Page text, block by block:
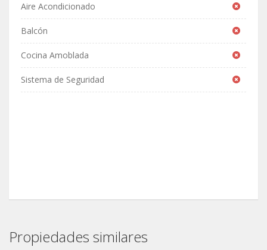
Aire Acondicionado
Balcón
Cocina Amoblada
Sistema de Seguridad
Propiedades similares